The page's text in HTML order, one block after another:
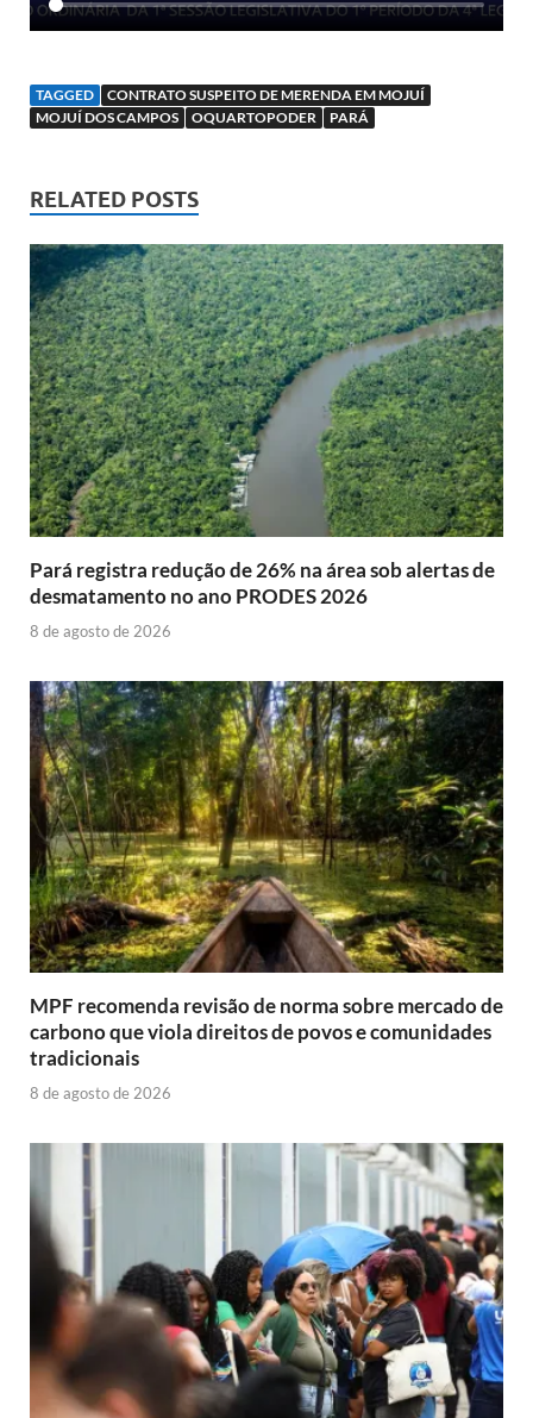
TAGGED
CONTRATO SUSPEITO DE MERENDA EM MOJUÍ
MOJUÍ DOS CAMPOS
OQUARTOPODER PARÁ
RELATED POSTS
Pará registra redução de 26% na área sob alertas de
desmatamento no ano PRODES 2026
8 de agosto de 2026
MPF recomenda revisão de norma sobre mercado de
carbono que viola direitos de povos e comunidades
tradicionais
8 de agosto de 2026